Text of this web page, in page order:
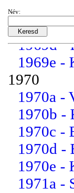
Név:1969b -
1969c -
1969d -
1969e -
1970
1970a -
1970b -
1970c -
1970d -
1970e -
1971a -